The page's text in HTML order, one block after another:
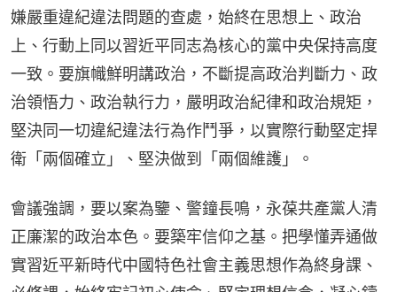
嫌嚴重違紀違法問題的查處，始終在思想上、政治
上、行動上同以習近平同志為核心的黨中央保持高度
一致。要旗幟鮮明講政治，不斷提高政治判斷力、政
治領悟力、政治執行力，嚴明政治紀律和政治規矩，
堅決同一切違紀違法行為作鬥爭，以實際行動堅定捍
衛「兩個確立」、堅決做到「兩個維護」。
會議強調，要以案為鑒、警鐘長鳴，永葆共產黨人清
正廉潔的政治本色。要築牢信仰之基。把學懂弄通做
實習近平新時代中國特色社會主義思想作為終身課、